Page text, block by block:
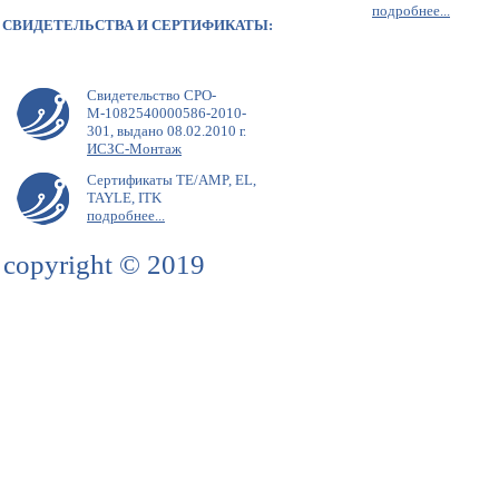
СВИДЕТЕЛЬСТВА И СЕРТИФИКАТЫ:
Свидетельство СРО-
М-1082540000586-2010-
301, выдано 08.02.2010 г.
ИСЗС-Монтаж
Сертификаты TE/AMP, EL,
TAYLE, ITK
подробнее...
подробнее...
copyright © 2019